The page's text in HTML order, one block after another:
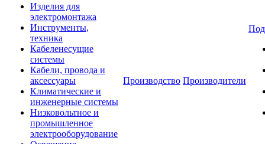
Изделия для
электромонтажа
Инструменты,
техника
Кабеленесущие
системы
Кабели, провода и
аксессуары
Климатические и
инженерные системы
Низковольтное и
промышленное
электрооборудование
Производство Производители